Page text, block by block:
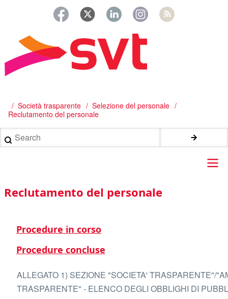
principale
Briciole
di
pane
/ Società trasparente
Selezione del personale
Reclutamento del personale
Search
Main
navigation
Reclutamento del personale
Procedure in corso
Procedure concluse
ALLEGATO 1) SEZIONE "SOCIETA' TRASPARENTE"/
TRASPARENTE" - ELENCO DEGLI OBBLIGHI DI